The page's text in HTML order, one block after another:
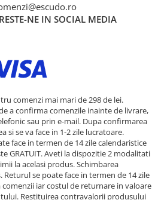
NE IN SOCIAL MEDIA
comenzi mai mari de 298 de lei.
a confirma comenzile inainte de livrare,
sau prin e-mail. Dupa confirmarea
si se va face in 1-2 zile lucratoare.
face in termen de 14 zile calendaristice
GRATUIT. Aveti la dispozitie 2 modalitati
la acelasi produs. Schimbarea
se poate face in termen de 14 zile
iar costul de returnare in valoare
Restituirea contravalorii produsului